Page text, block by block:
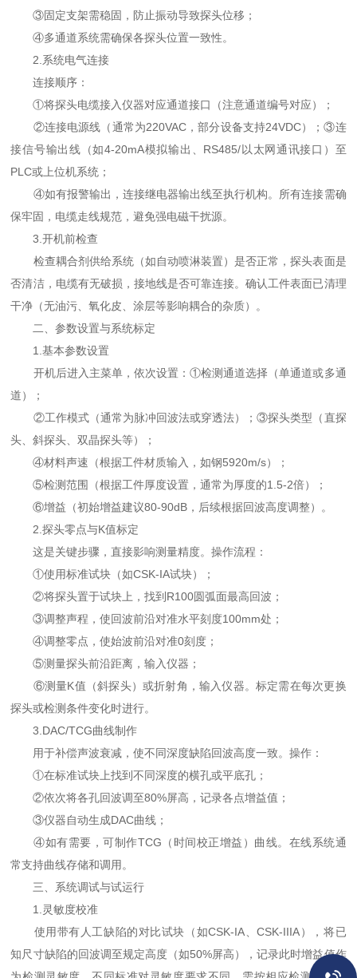
③固定支架需稳固，防止振动导致探头位移；
④多通道系统需确保各探头位置一致性。
2.系统电气连接
连接顺序：
①将探头电缆接入仪器对应通道接口（注意通道编号对应）；
②连接电源线（通常为220VAC，部分设备支持24VDC）；③连
接信号输出线（如4-20mA模拟输出、RS485/以太网通讯接口）至
PLC或上位机系统；
④如有报警输出，连接继电器输出线至执行机构。所有连接需确
保牢固，电缆走线规范，避免强电磁干扰源。
3.开机前检查
检查耦合剂供给系统（如自动喷淋装置）是否正常，探头表面是
否清洁，电缆有无破损，接地线是否可靠连接。确认工件表面已清理
干净（无油污、氧化皮、涂层等影响耦合的杂质）。
二、参数设置与系统标定
1.基本参数设置
开机后进入主菜单，依次设置：①检测通道选择（单通道或多通
道）；
②工作模式（通常为脉冲回波法或穿透法）；③探头类型（直探
头、斜探头、双晶探头等）；
④材料声速（根据工件材质输入，如钢5920m/s）；
⑤检测范围（根据工件厚度设置，通常为厚度的1.5-2倍）；
⑥增益（初始增益建议80-90dB，后续根据回波高度调整）。
2.探头零点与K值标定
这是关键步骤，直接影响测量精度。操作流程：
①使用标准试块（如CSK-IA试块）；
②将探头置于试块上，找到R100圆弧面最高回波；
③调整声程，使回波前沿对准水平刻度100mm处；
④调整零点，使始波前沿对准0刻度；
⑤测量探头前沿距离，输入仪器；
⑥测量K值（斜探头）或折射角，输入仪器。标定需在每次更换
探头或检测条件变化时进行。
3.DAC/TCG曲线制作
用于补偿声波衰减，使不同深度缺陷回波高度一致。操作：
①在标准试块上找到不同深度的横孔或平底孔；
②依次将各孔回波调至80%屏高，记录各点增益值；
③仪器自动生成DAC曲线；
④如有需要，可制作TCG（时间校正增益）曲线。在线系统通
常支持曲线存储和调用。
三、系统调试与试运行
1.灵敏度校准
使用带有人工缺陷的对比试块（如CSK-IA、CSK-IIIA），将已
知尺寸缺陷的回波调至规定高度（如50%屏高），记录此时增益值作